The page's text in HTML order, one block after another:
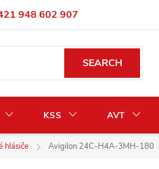
948 602 907
od zmluvy / vrátenie peňazí
SEARCH
KSS AVT
hlásiče Avigilon 24C-H4A-3MH-180